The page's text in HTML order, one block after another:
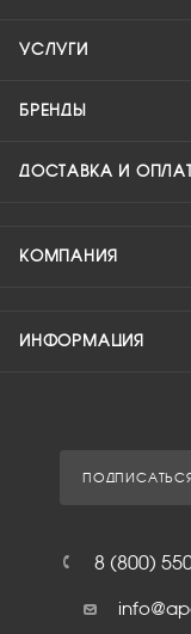
УСЛУГИ
БРЕНДЫ
ДОСТАВКА И
КОМПАНИЯ
ИНФОРМАЦИЯ
8 (800)